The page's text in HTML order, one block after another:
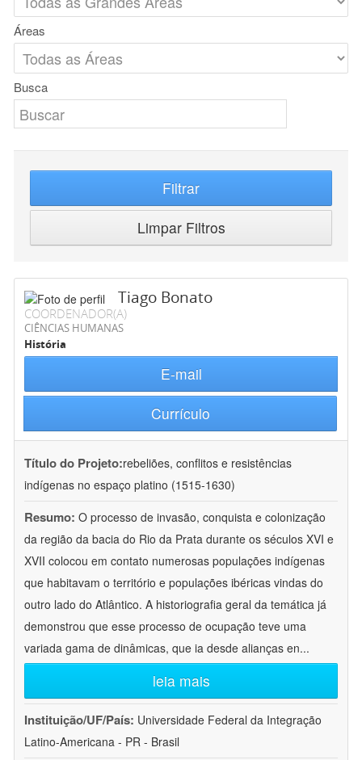
Áreas
Busca
Filtrar
Limpar Filtros
Tiago Bonato
COORDENADOR(A)
CIÊNCIAS HUMANAS
História
E-mail
Currículo
Título do Projeto:rebeliões, conflitos e resistências
indígenas no espaço platino (1515-1630)
Resumo: O processo de invasão, conquista e colonização
da região da bacia do Rio da Prata durante os séculos XVI e
XVII colocou em contato numerosas populações indígenas
que habitavam o território e populações ibéricas vindas do
outro lado do Atlântico. A historiografia geral da temática já
demonstrou que esse processo de ocupação teve uma
variada gama de dinâmicas, que ia desde alianças en...
leia mais
Instituição/UF/País: Universidade Federal da Integração
Latino-Americana - PR - Brasil